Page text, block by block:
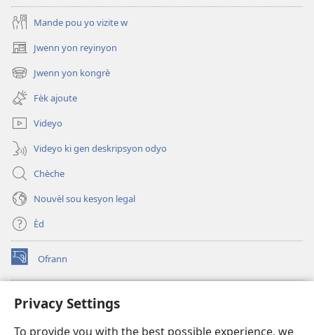
Privacy Settings
To provide you with the best possible experience, we
Mande pou yo vizite w
Jwenn yon reyinyon
(opens
new
window)
Jwenn yon kongrè
(opens
new
window)
Fèk ajoute
Videyo
Videyo ki gen deskripsyon odyo
Chèche
Nouvèl sou kesyon legal
Èd
Ofrann
(opens
new
Bibliyotèk sou Entènèt
(opens
window)JW Hub